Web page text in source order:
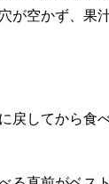
が空かず、果
戻してから食